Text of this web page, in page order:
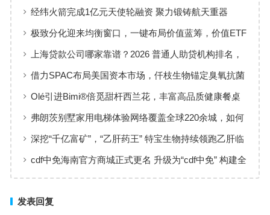
准，定义新会陈皮高质量发展
经纬火箭完成1亿元天使轮融资 聚力锻铸航天重器
极致分化迎来均衡窗口，一键布局价值蓝筹，价值ETF
华夏火热开售
上海贷款公司哪家靠谱？2026 普通人助贷机构排名，
工薪族借钱选择指南
借力SPAC布局美国资本市场，仟枝生物锚定臭氧抗菌
黄金赛道
Olé引进Bimi®倍觅甜杆西兰花，丰富高品质健康餐桌
新选择
弗朗茨别墅家用电梯体验网络覆盖全球220余城，如何
实现高效服务响应
深挖“千亿富矿”，“乙肝药王” 特宝生物持续领跑乙肝临
床治愈
cdf中免海南官方商城正式更名 升级为“cdf中免” 构建全
发表回复